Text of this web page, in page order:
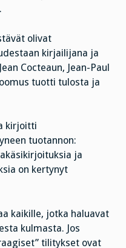
olivat
kirjailijana ja
Cocteaun, Jean-Paul
tuotti tulosta ja
kirjoitti
tuotannon:
ja
on kertynyt
kaikille, jotka haluavat
kulmasta. Jos
tilitykset ovat